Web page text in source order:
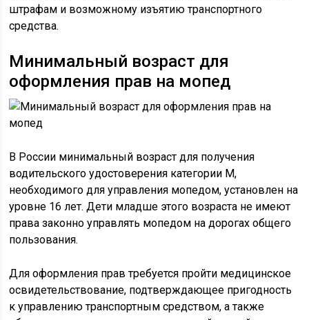
штрафам и возможному изъятию транспортного
средства.
Минимальный возраст для
оформления прав на мопед
В России минимальный возраст для получения
водительского удостоверения категории М,
необходимого для управления мопедом, установлен на
уровне 16 лет. Дети младше этого возраста не имеют
права законно управлять мопедом на дорогах общего
пользования.
Для оформления прав требуется пройти медицинское
освидетельствование, подтверждающее пригодность
к управлению транспортным средством, а также